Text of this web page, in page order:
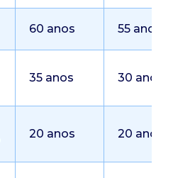
60 anos 55 anos
35 anos 30 anos
20 anos 20 anos